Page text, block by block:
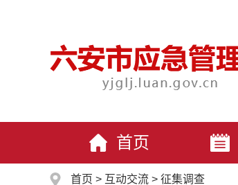
首页
首页 > 互动交流 > 征集调查